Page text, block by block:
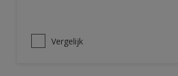
Vergelijk